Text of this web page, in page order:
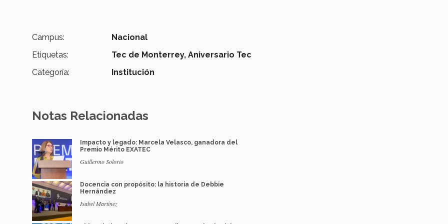
Campus:
Nacional
Etiquetas:
Tec de Monterrey, Aniversario Tec
Categoría:
Institución
Notas Relacionadas
Impacto y legado: Marcela Velasco, ganadora del
Premio Mérito EXATEC
Guillermo Solorio
Docencia con propósito: la historia de Debbie
Hernández
Isabel Martínez